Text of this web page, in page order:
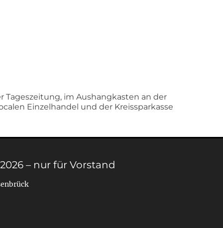
Tageszeitung, im Aushangkasten an der
Einzelhandel und der Kreissparkasse
– nur für Vorstand